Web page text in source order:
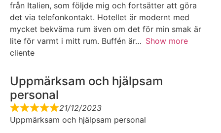
från Italien, som följde mig och fortsätter att göra
det via telefonkontakt. Hotellet är modernt med
mycket bekväma rum även om det för min smak är
lite för varmt i mitt rum. Buffén är
Show more
cliente
Uppmärksam och hjälpsam
personal
21/12/2023
Uppmärksam och hjälpsam personal